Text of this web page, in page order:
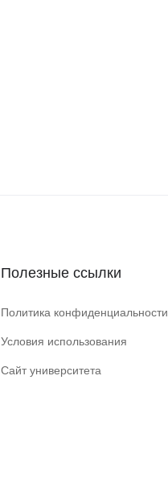
Полезные ссылки
Политика конфиденциальности
Условия использования
Сайт университета